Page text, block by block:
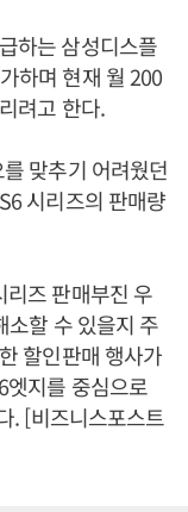
하는 삼성디스플
하며 현재 월 200
려고 한다.
맞추기 어려웠던
시리즈의 판매량
리즈 판매부진 우
소할 수 있을지 주
할인판매 행사가
엣지를 중심으로
. [비즈니스포스트